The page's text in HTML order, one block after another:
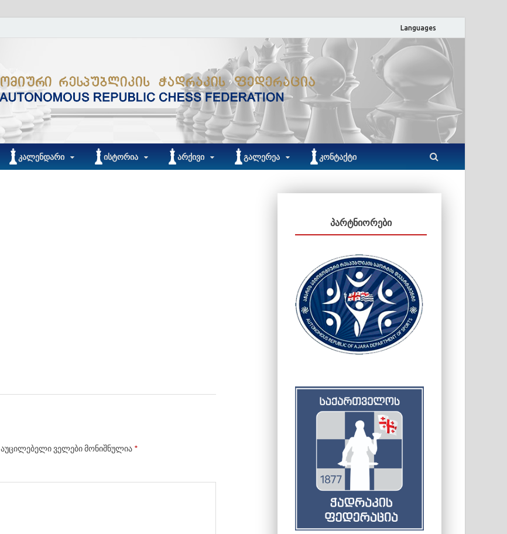
Languages
ACF
აჭარის ჭადრაკის ფედერაცია
ᲙᲐᲚᲔᲜᲓᲐᲠᲘ ᲘᲡᲢᲝᲠᲘᲐ ᲐᲠᲥᲘᲕᲘ ᲒᲐᲚᲔᲠᲔᲐ ᲙᲝᲜᲢᲐᲥᲢᲘ
აუცილებელი ველები მონიშნულია *
ᲞᲐᲠᲢᲜᲘᲝᲠᲔᲑᲘ